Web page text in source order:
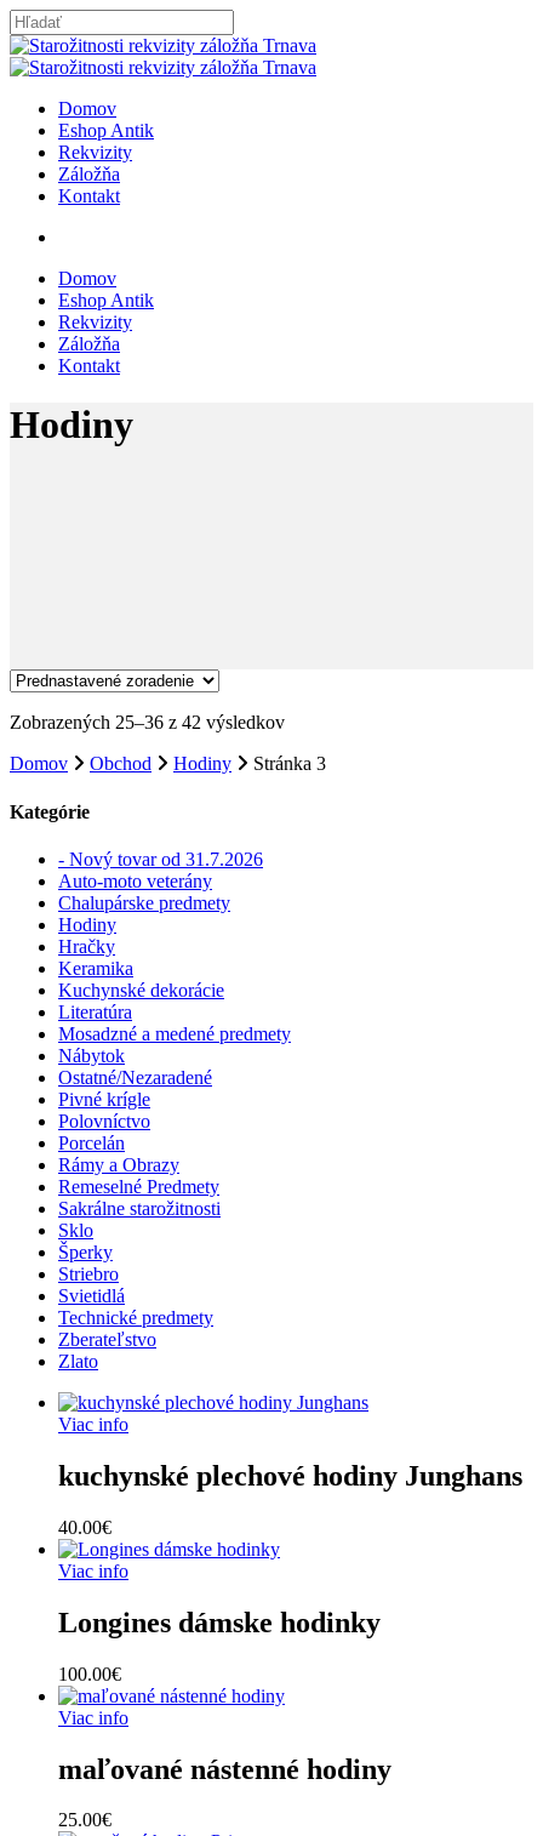
Skip
to
main
Close
Search
search
Menu
Domov
Eshop Antik
Rekvizity
Záložňa
Kontakt
Domov
Eshop Antik
Rekvizity
Záložňa
Kontakt
Hodiny
Zobrazených 25–36 z 42 výsledkov
Domov
Obchod Hodiny Stránka 3
Kategórie
- Nový tovar od 31.7.2026
Auto-moto veterány
Chalupárske predmety
Hodiny
Hračky
Keramika
Kuchynské dekorácie
Literatúra
Mosadzné a medené predmety
Nábytok
Ostatné/Nezaradené
Pivné krígle
Polovníctvo
Porcelán
Rámy a Obrazy
Remeselné Predmety
Sakrálne starožitnosti
Sklo
Šperky
Striebro
Svietidlá
Technické predmety
Zberateľstvo
Zlato
Viac info
kuchynské plechové hodiny Junghans
40.00€
Viac info
Longines dámske hodinky
100.00€
Viac info
maľované nástenné hodiny
25.00€